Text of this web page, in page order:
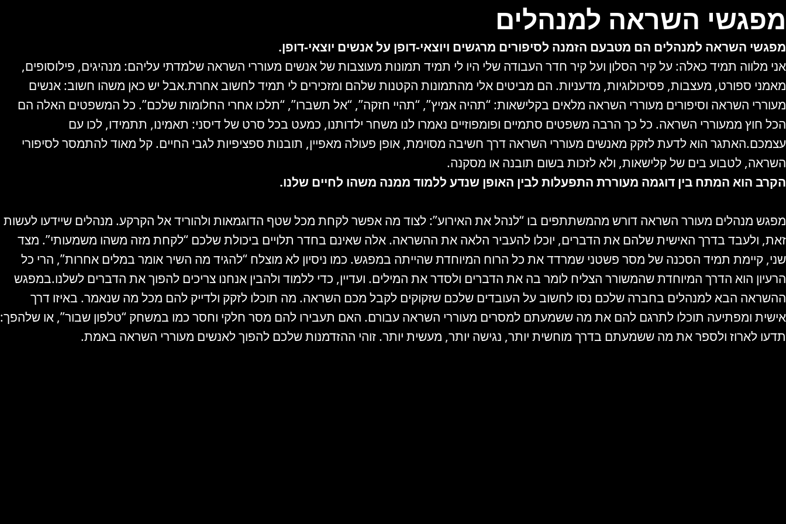
מפגשי השראה למנהלים
מפגשי השראה למנהלים הם מטבעם הזמנה לסיפורים מרגשים ויוצאי-דופן על אנשים יוצאי-דופן.
אני מלווה תמיד כאלה: על קיר הסלון ועל קיר חדר העבודה שלי היו לי תמיד תמונות מעוצבות של אנשים מעוררי השראה שלמדתי עליהם: מנהיגים, פילוסופים,
מאמני ספורט, מעצבות, פסיכולוגיות, מדעניות. הם מביטים אלי מהתמונות הקטנות שלהם ומזכירים לי תמיד לחשוב אחרת.אבל יש כאן משהו חשוב: אנשים
מעוררי השראה וסיפורים מעוררי השראה מלאים בקלישאות: “תהיה אמיץ”, “תהיי חזקה”, “אל תשברו”, “תלכו אחרי החלומות שלכם”. כל המשפטים האלה הם
הכל חוץ ממעוררי השראה. כל כך הרבה משפטים סתמיים ופומפוזיים נאמרו לנו משחר ילדותנו, כמעט בכל סרט של דיסני: תאמינו, תתמידו, לכו עם
עצמכם.האתגר הוא לדעת לזקק מאנשים מעוררי השראה דרך חשיבה מסוימת, אופן פעולה מאפיין, תובנות ספציפיות לגבי החיים. קל מאוד להתמסר לסיפורי
השראה, לטבוע בים של קלישאות, ולא לזכות בשום תובנה או מסקנה.
הקרב הוא המתח בין דוגמה מעוררת התפעלות לבין האופן שנדע ללמוד ממנה משהו לחיים שלנו.
מפגש מנהלים מעורר השראה דורש מהמשתתפים בו “לנהל את האירוע”: לצוד מה אפשר לקחת מכל שטף הדוגמאות ולהוריד אל הקרקע. מנהלים שיידעו לעשות
זאת, ולעבד בדרך האישית שלהם את הדברים, יוכלו להעביר הלאה את ההשראה. אלה שאינם בחדר תלויים ביכולת שלכם “לקחת מזה משהו משמעותי”. מצד
שני, קיימת תמיד הסכנה של מסר פשטני שמרדד את כל הרוח המיוחדת שהייתה במפגש. כמו ניסיון לא מוצלח “להגיד מה השיר אומר במלים אחרות”, הרי כל
הרעיון הוא הדרך המיוחדת שהמשורר הצליח לומר בה את הדברים ולסדר את המילים. ועדיין, כדי ללמוד ולהבין אנחנו צריכים להפוך את הדברים לשלנו.במפגש
ההשראה הבא למנהלים בחברה שלכם נסו לחשוב על העובדים שלכם שזקוקים לקבל מכם השראה. מה תוכלו לזקק ולדייק להם מכל מה שנאמר. באיזו דרך
אישית ומפתיעה תוכלו לתרגם להם את מה ששמעתם למסרים מעוררי השראה עבורם. האם תעבירו להם מסר חלקי וחסר כמו במשחק “טלפון שבור”, או שלהפך:
תדעו לארוז ולספר את מה ששמעתם בדרך מוחשית יותר, נגישה יותר, מעשית יותר. זוהי ההזדמנות שלכם להפוך לאנשים מעוררי השראה באמת.